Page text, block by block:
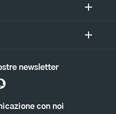
con noi
newsletter